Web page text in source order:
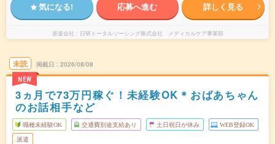
気になる! 応募へ進む 詳しく見る
派遣会社 日研トータルソーシング株式会社 メディカルケア事業部
未読
NEW
掲載日 2026/08/08
3ヵ月で73万円稼ぐ！未経験OK＊おばあちゃん
のお話相手など
職種未経験OK 交通費別途支給あり 土日祝日が休み WEB登録OK
派遣